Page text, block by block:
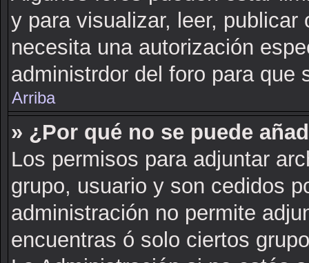
y para visualizar, leer,
necesita una autorización
administrdor del foro para que
Arriba
» ¿Por qué no se puede
Los permisos para adjuntar
grupo, usuario y son cedidos
administración no permite
encuentras ó solo ciertos